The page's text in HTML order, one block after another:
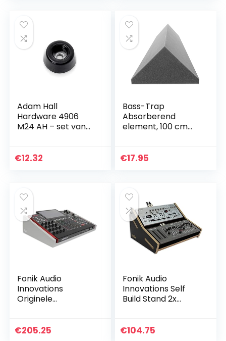
Adam Hall
Hardware 4906
M24 AH – set van
zwart in zak
€12.32
Bass-Trap
Absorberend
element, 100 cm
er, akoestisch
€17.95
Fonik Audio
Innovations
Originele
€205.25
Fonik Audio
Innovations Self
Build Stand 2x
€104.75